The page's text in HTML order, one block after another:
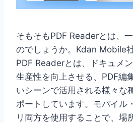
そもそもPDF Readerとは、
のでしょうか。Kdan Mobile
PDF Readerとは、ドキュメ
生産性を向上させる、PDF編
いシーンで活用される様々な
ポートしています。モバイル
リ両方を使用することで、場